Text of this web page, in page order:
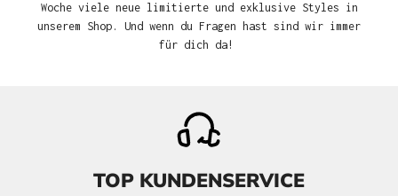
Woche viele neue limitierte und exklusive Styles in
unserem Shop. Und wenn du Fragen hast sind wir immer
für dich da!
TOP KUNDENSERVICE